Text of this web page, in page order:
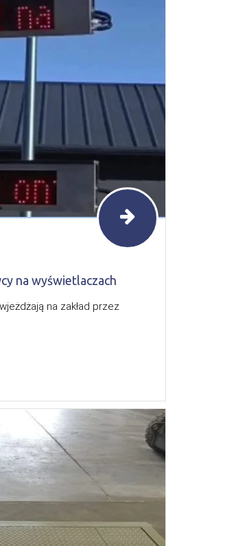
na wyświetlaczach
na zakład przez